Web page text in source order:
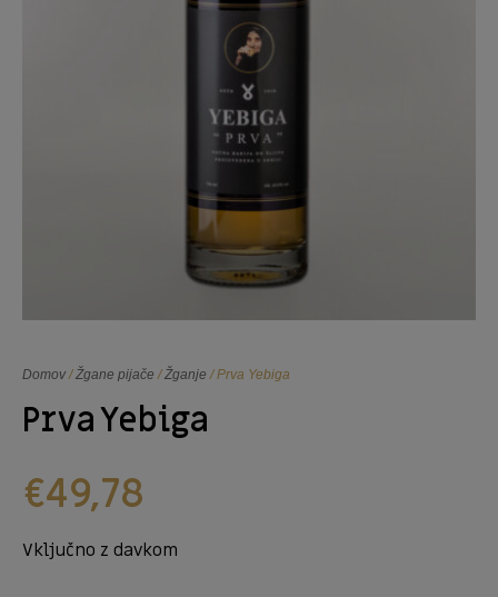
Domov/Žgane pijače /Žganje / Prva Yebiga
Prva Yebiga
€49,78
Vključno z davkom